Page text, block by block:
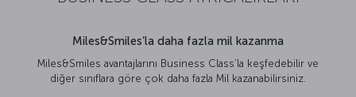
Miles&Smiles’la daha fazla mil kazanma
Miles&Smiles avantajlarını Business Class’la keşfedebilir ve
diğer sınıflara göre çok daha fazla Mil kazanabilirsiniz.